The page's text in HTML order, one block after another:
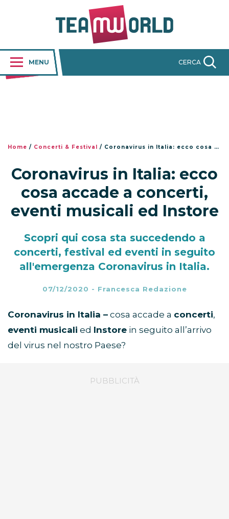
MENU CERCA
Home / Concerti & Festival / Coronavirus in Italia: ecco cosa accade a concerti, eventi musicali ed Instore
Coronavirus in Italia: ecco
cosa accade a concerti,
eventi musicali ed Instore
Scopri qui cosa sta succedendo a
concerti, festival ed eventi in seguito
all'emergenza Coronavirus in Italia.
07/12/2020 - Francesca Redazione
Coronavirus in Italia – cosa accade a concerti,
eventi musicali ed Instore in seguito all’arrivo
del virus nel nostro Paese?